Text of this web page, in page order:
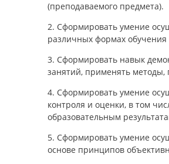
(преподаваемого предмета).
2. Сформировать умение
различных формах
3. Сформировать навык
занятий, применять
4. Сформировать умение
контроля и оценки, в том
образовательным
5. Сформировать умение
основе принципов